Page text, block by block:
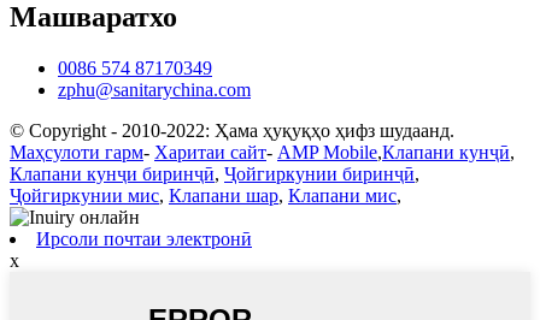
Машваратхо
0086 574 87170349
zphu@sanitarychina.com
© Copyright - 2010-2022: Ҳама ҳуқуқҳо ҳифз шудаанд.
Маҳсулоти гарм- Харитаи сайт- AMP Mobile,Клапани кунҷӣ,
Клапани кунҷи биринҷӣ, Ҷойгиркунии биринҷӣ,
Ҷойгиркунии мис, Клапани шар, Клапани мис,
Ирсоли почтаи электронӣ
x